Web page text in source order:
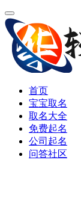
首页
宝宝取名
取名大全
免费起名
公司起名
问答社区